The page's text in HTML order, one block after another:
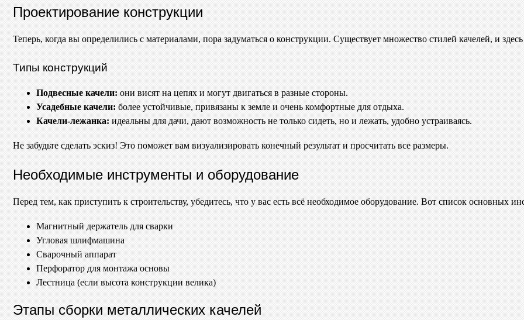
Проектирование конструкции
Теперь, когда вы определились с материалами, пора задуматься о конструкции. Существует множество стилей качелей, и
Типы конструкций
Подвесные качели: они висят на цепях и могут двигаться в разные стороны.
Усадебные качели: более устойчивые, привязаны к земле и очень комфортные для отдыха.
Качели-лежанка: идеальны для дачи, дают возможность не только сидеть, но и лежать, удобно устраиваясь.
Не забудьте сделать эскиз! Это поможет вам визуализировать конечный результат и просчитать все размеры.
Необходимые инструменты и оборудование
Перед тем, как приступить к строительству, убедитесь, что у вас есть всё необходимое оборудование. Вот список основных
Магнитный держатель для сварки
Угловая шлифмашина
Сварочный аппарат
Перфоратор для монтажа основы
Лестница (если высота конструкции велика)
Этапы сборки металлических качелей